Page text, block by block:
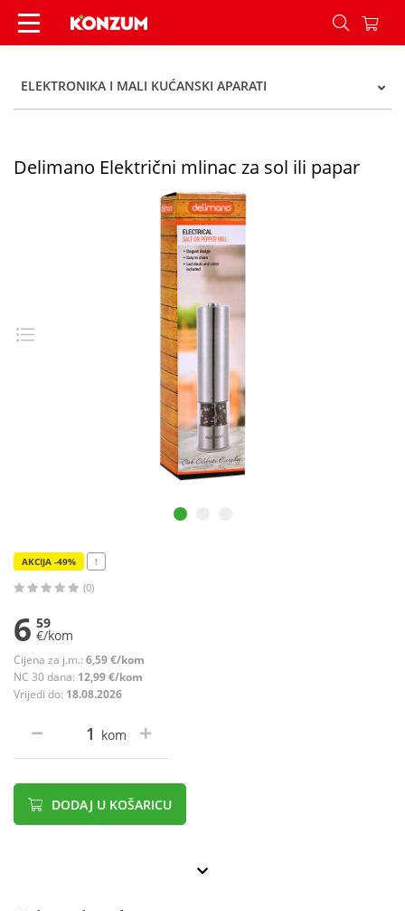
Delimano Električni mlinac za sol ili papar -
ELEKTRONIKA I MALI KUĆANSKI APARATI
Delimano Električni mlinac za sol ili papar
AKCIJA -49% !
(0)
6 59
€/kom
Cijena za j.m.: 6,59 €/kom
NC 30 dana: 12,99 €/kom
Vrijedi do: 18.08.2026
kom
DODAJ U KOŠARICU